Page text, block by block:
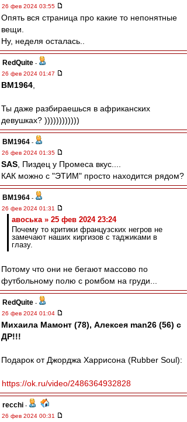
26 фев 2024 03:55
Опять вся страница про какие то непонятные
вещи.
Ну, неделя осталась..
RedQuite -
26 фев 2024 01:47
BM1964
Ты даже разбираешься в африканских
девушках? ))))))))))))
BM1964 -
26 фев 2024 01:35
SAS , Пиздец у Промеса вкус....
КАК можно с "ЭТИМ" просто находится рядом?
BM1964 -
26 фев 2024 01:31
авоська » 25 фев 2024 23:24
Почему то критики французских негров не
замечают наших киргизов с таджиками в
глазу.
Потому что они не бегают массово по
футбольному полю с ромбом на груди...
RedQuite -
26 фев 2024 01:04
Михаила Мамонт (78), Алексея man26 (56) с
ДР!!!
Подарок от Джорджа Харрисона (Rubber Soul):
https://ok.ru/video/2486364932828
recchi -
26 фев 2024 00:31